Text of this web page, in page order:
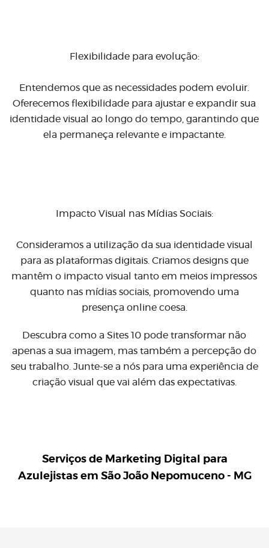
Flexibilidade para evolução:
Entendemos que as necessidades podem evoluir.
Oferecemos flexibilidade para ajustar e expandir sua
identidade visual ao longo do tempo, garantindo que
ela permaneça relevante e impactante.
Impacto Visual nas Mídias Sociais:
Consideramos a utilização da sua identidade visual
para as plataformas digitais. Criamos designs que
mantêm o impacto visual tanto em meios impressos
quanto nas mídias sociais, promovendo uma
presença online coesa.
Descubra como a Sites 10 pode transformar não
apenas a sua imagem, mas também a percepção do
seu trabalho. Junte-se a nós para uma experiência de
criação visual que vai além das expectativas.
Serviços de Marketing Digital para
Azulejistas em São João Nepomuceno - MG